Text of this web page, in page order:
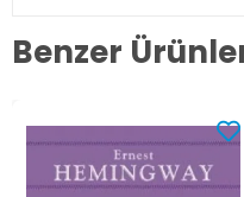
Benzer